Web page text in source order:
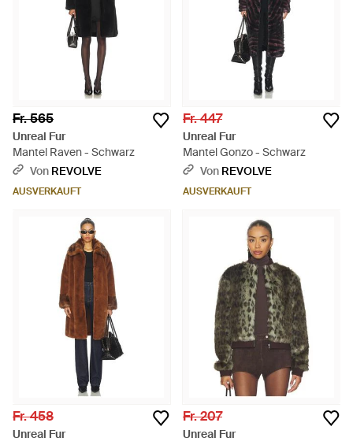
Fr. 565
Unreal Fur
Mantel Raven - Schwarz
Von REVOLVE
AUSVERKAUFT
Fr. 447
Unreal Fur
Mantel Gonzo - Schwarz
Von REVOLVE
AUSVERKAUFT
Fr. 458
Unreal Fur
Fr. 207
Unreal Fur